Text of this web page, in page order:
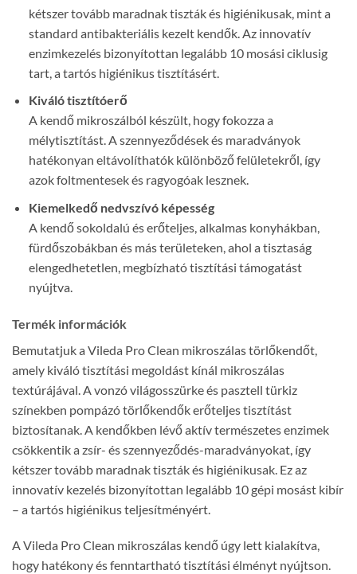
kétszer tovább maradnak tiszták és higiénikusak, mint a
standard antibakteriális kezelt kendők. Az innovatív
enzimkezelés bizonyítottan legalább 10 mosási ciklusig
tart, a tartós higiénikus tisztításért.
Kiváló tisztítóerő
A kendő mikroszálból készült, hogy fokozza a
mélytisztítást. A szennyeződések és maradványok
hatékonyan eltávolíthatók különböző felületekről, így
azok foltmentesek és ragyogóak lesznek.
Kiemelkedő nedvszívó képesség
A kendő sokoldalú és erőteljes, alkalmas konyhákban,
fürdőszobákban és más területeken, ahol a tisztaság
elengedhetetlen, megbízható tisztítási támogatást
nyújtva.
Termék információk
Bemutatjuk a Vileda Pro Clean mikroszálas törlőkendőt,
amely kiváló tisztítási megoldást kínál mikroszálas
textúrájával. A vonzó világosszürke és pasztell türkiz
színekben pompázó törlőkendők erőteljes tisztítást
biztosítanak. A kendőkben lévő aktív természetes enzimek
csökkentik a zsír- és szennyeződés-maradványokat, így
kétszer tovább maradnak tiszták és higiénikusak. Ez az
innovatív kezelés bizonyítottan legalább 10 gépi mosást kibír
– a tartós higiénikus teljesítményért.
A Vileda Pro Clean mikroszálas kendő úgy lett kialakítva,
hogy hatékony és fenntartható tisztítási élményt nyújtson.